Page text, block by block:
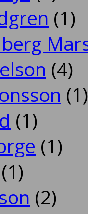
(1)
(4)
(1)
(1)
(1)
(1)
(2)